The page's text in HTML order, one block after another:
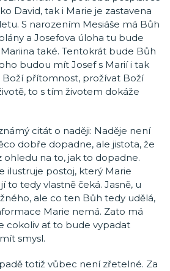
David, tak i Marie je zastavena
S narozením Mesiáše má Bůh
a Josefova úloha tu bude
také. Tentokrát bude Bůh
budou mít Josef s Marií i tak
přítomnost, prožívat Boží
to s tím životem dokáže
citát o naději: Naděje není
dobře dopadne, ale jistota, že
ohledu na to, jak to dopadne.
ilustruje postoj, který Marie
to tedy vlastně čeká. Jasně, u
ale co ten Bůh tedy udělá,
Marie nemá. Zato má
cokoliv ať to bude vypadat
smysl.
totiž vůbec není zřetelné. Za